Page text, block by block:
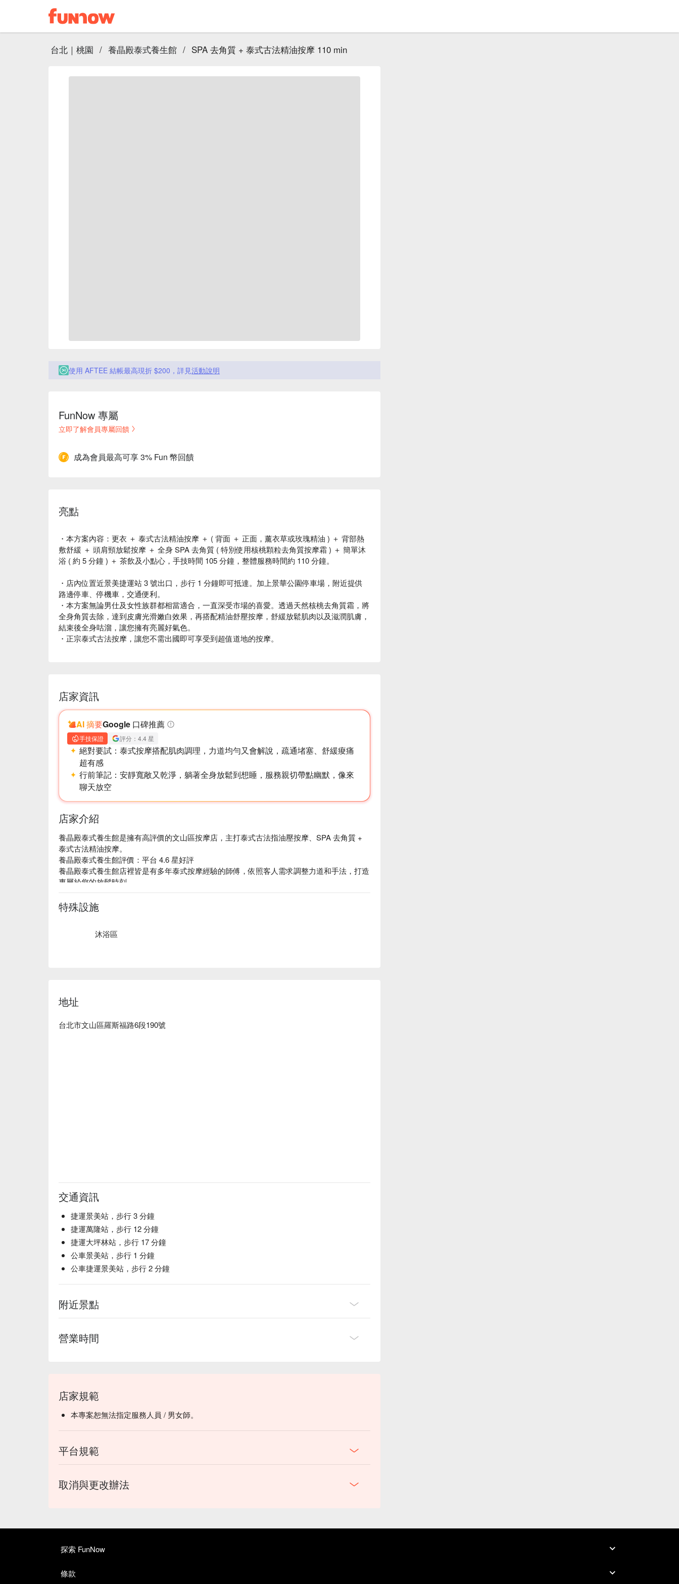
台北｜桃園 / 養晶殿泰式養生館 / SPA 去角質 + 泰式古法精油按摩 110 min
使用 AFTEE 結帳最高現折 $200，詳見活動說明
FunNow 專屬
立即了解會員專屬回饋
成為會員最高可享 3% Fun 幣回饋
亮點
・本方案內容：更衣 ＋ 泰式古法精油按摩 ＋ ( 背面 ＋ 正面，薰衣草或玫瑰精油 ) ＋ 背部熱
敷舒緩 ＋ 頭肩頸放鬆按摩 ＋ 全身 SPA 去角質 ( 特別使用核桃顆粒去角質按摩霜 ) ＋ 簡單沐
浴 ( 約 5 分鐘 ) ＋ 茶飲及小點心，手技時間 105 分鐘，整體服務時間約 110 分鐘。
・店內位置近景美捷運站 3 號出口，步行 1 分鐘即可抵達。加上景華公園停車場，附近提供
路邊停車、停機車，交通便利。
・本方案無論男仕及女性族群都相當適合，一直深受市場的喜愛。透過天然核桃去角質霜，將
全身角質去除，達到皮膚光滑嫩白效果，再搭配精油舒壓按摩，舒緩放鬆肌肉以及滋潤肌膚，
結束後全身咕溜，讓您擁有亮麗好氣色。
・正宗泰式古法按摩，讓您不需出國即可享受到超值道地的按摩。
店家資訊
AI 摘要Google 口碑推薦
手技保證 評分：4.4 星
絕對要試： 泰式按摩搭配肌肉調理，力道均勻又會解說，疏通堵塞、舒緩痠痛
超有感
行前筆記： 安靜寬敞又乾淨，躺著全身放鬆到想睡，服務親切帶點幽默，像來
聊天放空
店家介紹
養晶殿泰式養生館是擁有高評價的文山區按摩店，主打泰式古法指油壓按摩、SPA 去角質 +
泰式古法精油按摩。
養晶殿泰式養生館評價：平台 4.6 星好評
養晶殿泰式養生館店裡皆是有多年泰式按摩經驗的師傅，依照客人需求調整力道和手法，打造
專屬於您的放鬆時刻。
養晶殿泰式養生館捷運景美站步行 3 分鐘，附近即有停車場，開車前往也非常方便！
養晶殿泰式養生館預約、養晶殿泰式養生館價格、養晶殿泰式養生館優惠立刻查看⬇︎
特殊設施
沐浴區
地址
台北市文山區羅斯福路6段190號
交通資訊
捷運景美站，步行 3 分鐘
捷運萬隆站，步行 12 分鐘
捷運大坪林站，步行 17 分鐘
公車景美站，步行 1 分鐘
公車捷運景美站，步行 2 分鐘
附近景點
營業時間
店家規範
本專案恕無法指定服務人員 / 男女師。
平台規範
取消與更改辦法
探索 FunNow
條款